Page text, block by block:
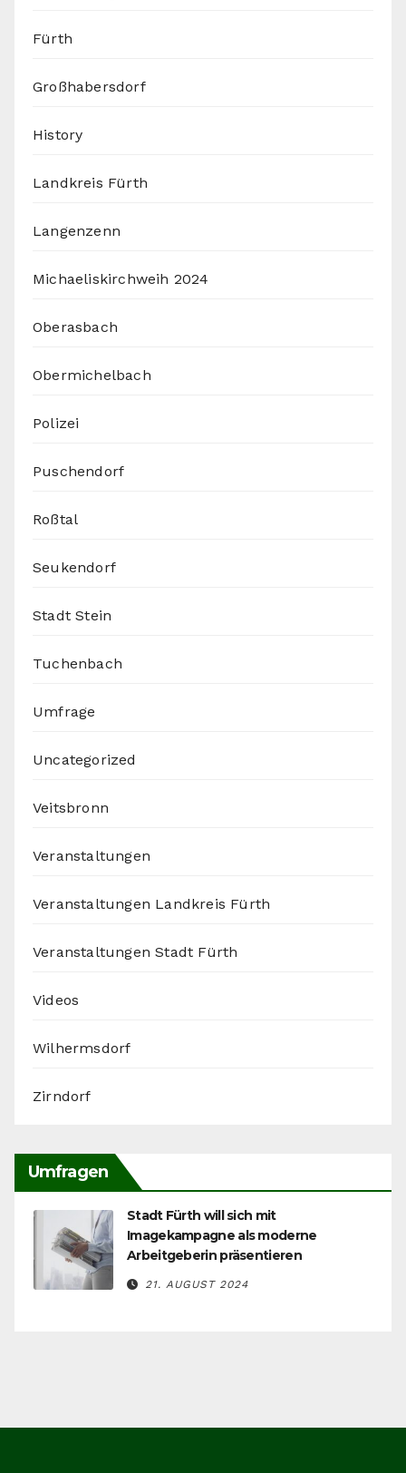
Fürth
Großhabersdorf
History
Landkreis Fürth
Langenzenn
Michaeliskirchweih 2024
Oberasbach
Obermichelbach
Polizei
Puschendorf
Roßtal
Seukendorf
Stadt Stein
Tuchenbach
Umfrage
Uncategorized
Veitsbronn
Veranstaltungen
Veranstaltungen Landkreis Fürth
Veranstaltungen Stadt Fürth
Videos
Wilhermsdorf
Zirndorf
Umfragen
Stadt Fürth will sich mit
Imagekampagne als moderne
Arbeitgeberin präsentieren
21. AUGUST 2024